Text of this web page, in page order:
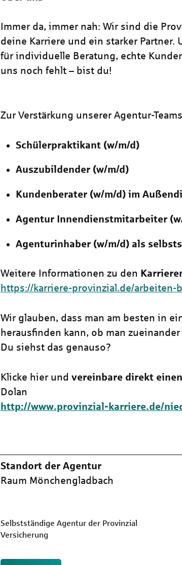
Immer da, immer nah: Wir sind die
deine Karriere und ein starker Partner.
für individuelle Beratung, echte
uns noch fehlt – bist du!
Zur Verstärkung unserer Agentur-
Schülerpraktikant (w/m/d)
Auszubildender (w/m/d)
Kundenberater (w/m/d) im
Agentur Innendienstmitarbeiter
Agenturinhaber (w/m/d) als
Weitere Informationen zu den
https://karriere-provinzial.de/
Wir glauben, dass man am besten in
herausfinden kann, ob man zueinander
Du siehst das genauso?
Klicke hier und vereinbare direkt
Dolan
http://www.provinzial-karriere.de/
Standort der Agentur
Raum Mönchengladbach
Selbstständige Agentur der Provinzial
Versicherung